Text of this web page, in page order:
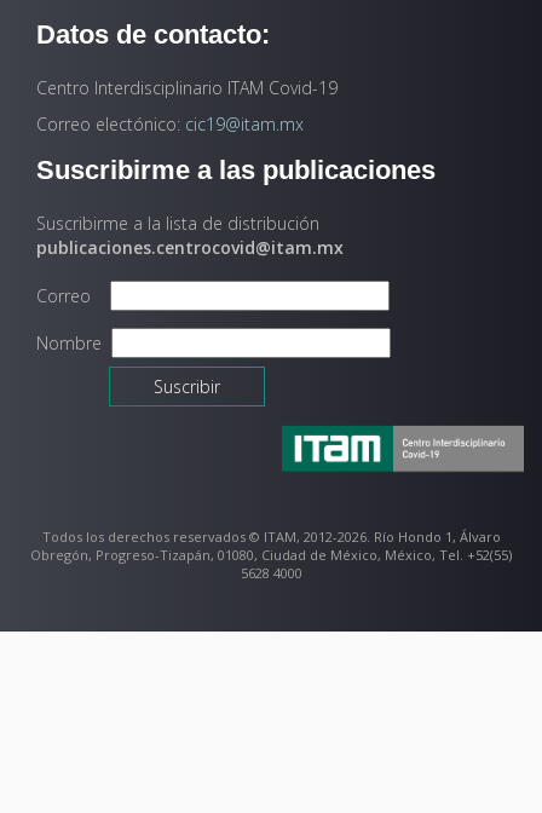
Datos de contacto:
Centro Interdisciplinario ITAM Covid-19
Correo electónico: cic19@itam.mx
Suscribirme a las publicaciones
Suscribirme a la lista de distribución
publicaciones.centrocovid@itam.mx
Correo
Nombre
Todos los derechos reservados © ITAM, 2012-2026. Río Hondo 1, Álvaro
Obregón, Progreso-Tizapán, 01080, Ciudad de México, México, Tel. +52(55)
5628 4000